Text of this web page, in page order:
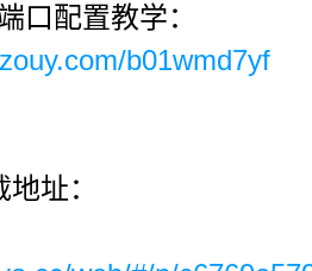
口配置教学：
b01wmd7yf
址：